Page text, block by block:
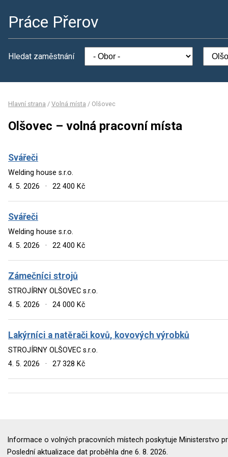
Práce Přerov
Hledat zaměstnání
Hlavní strana / Volná místa / Olšovec
Olšovec – volná pracovní místa
Svářeči
Welding house s.r.o.
4. 5. 2026
· 22 400 Kč
Svářeči
Welding house s.r.o.
4. 5. 2026
· 22 400 Kč
Zámečníci strojů
STROJÍRNY OLŠOVEC s.r.o.
4. 5. 2026
· 24 000 Kč
Lakýrníci a natěrači kovů, kovových výrobků
STROJÍRNY OLŠOVEC s.r.o.
4. 5. 2026
· 27 328 Kč
Informace o volných pracovních místech poskytuje Ministerstvo
Poslední aktualizace dat proběhla dne 6. 8. 2026.